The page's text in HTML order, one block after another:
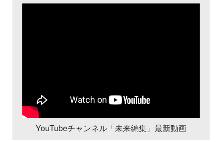
YouTubeチャンネル「未来編集」最新動画